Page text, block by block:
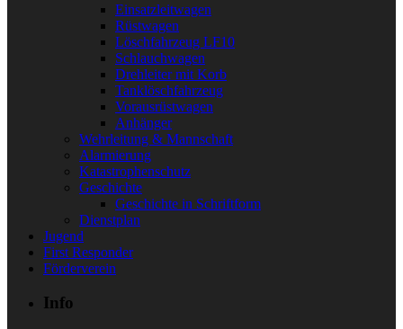
Einsatzleitwagen
Rüstwagen
Löschfahrzeug LF10
Schlauchwagen
Drehleiter mit Korb
Tanklöschfahrzeug
Vorausrüstwagen
Anhänger
Wehrleitung & Mannschaft
Alarmierung
Katastrophenschutz
Geschichte
Geschichte in Schriftform
Dienstplan
Jugend
First Responder
Förderverein
Info